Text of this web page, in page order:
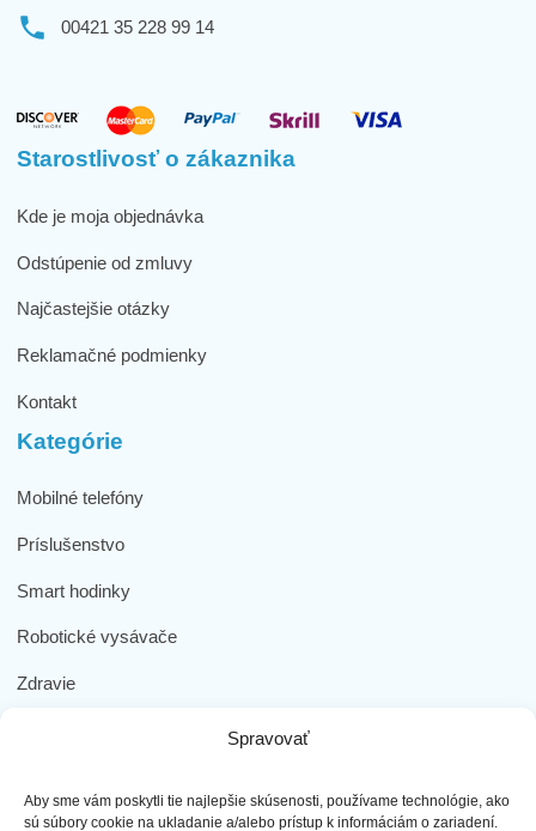
Spravovať
Aby sme vám poskytli tie najlepšie skúsenosti, používame technológie, ako
sú súbory cookie na ukladanie a/alebo prístup k informáciám o zariadení.
00421 35 228 99 14
Starostlivosť o zákaznika
Kde je moja objednávka
Odstúpenie od zmluvy
Najčastejšie otázky
Reklamačné podmienky
Kontakt
Kategórie
Mobilné telefóny
Príslušenstvo
Smart hodinky
Robotické vysávače
Zdravie
Dôležité odkazy